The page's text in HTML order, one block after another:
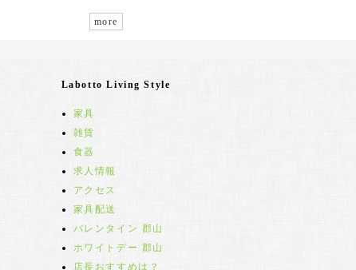
more
Labotto Living Style
家具
雑貨
食器
求人情報
アクセス
家具配送
バレンタイン 郡山
ホワイトデー 郡山
店長おすすめは？